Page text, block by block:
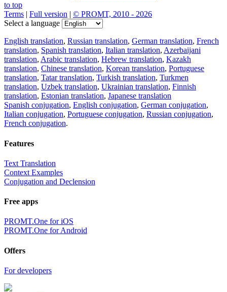
to top
Terms | Full version | © PROMT, 2010 - 2026
Select a language
English translation, Russian translation, German translation, French
translation, Spanish translation, Italian translation, Azerbaijani
translation, Arabic translation, Hebrew translation, Kazakh
translation, Chinese translation, Korean translation, Portuguese
translation, Tatar translation, Turkish translation, Turkmen
translation, Uzbek translation, Ukrainian translation, Finnish
translation, Estonian translation, Japanese translation
Spanish conjugation, English conjugation, German conjugation,
Italian conjugation, Portuguese conjugation, Russian conjugation,
French conjugation.
Features
Text Translation
Context Examples
Conjugation and Declension
Free apps
PROMT.One for iOS
PROMT.One for Android
Offers
For developers